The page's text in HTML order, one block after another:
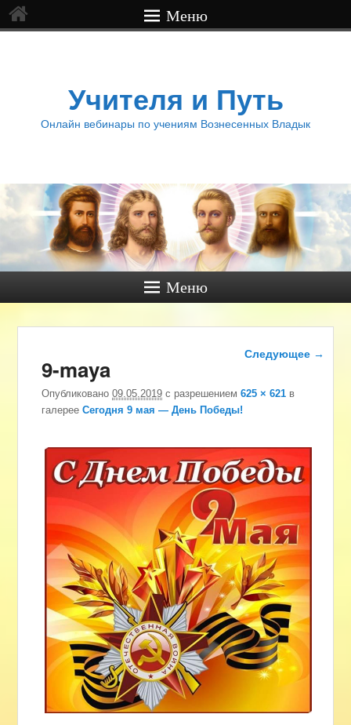
Меню
Учителя и Путь
Онлайн вебинары по учениям Вознесенных Владык
Меню
Навигация по
изображениям
Следующее →
9-maya
Опубликовано09.05.2019 с разрешением625 × 621 в
галерееСегодня 9 мая — День Победы!